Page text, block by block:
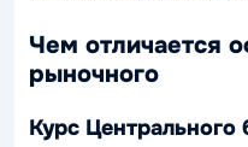
Чем отличается
рыночного
Курс Центрального